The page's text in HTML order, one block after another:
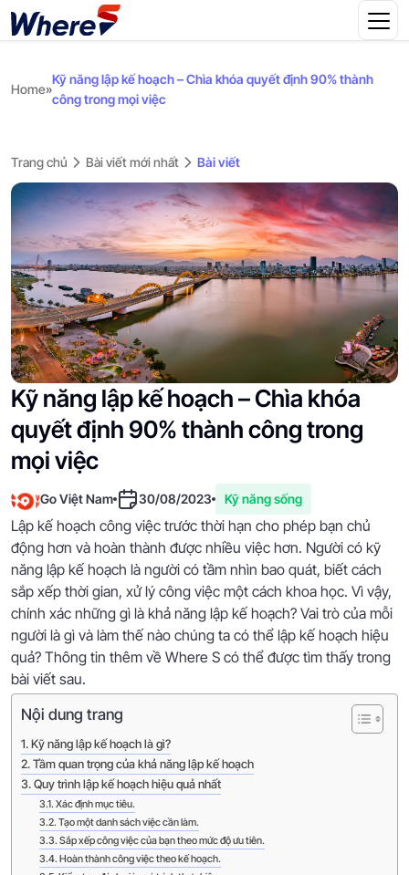
Home»
Kỹ năng lập kế hoạch – Chìa khóa quyết định 90% thành
công trong mọi việc
Trang chủ Bài viết mới nhất Bài viết
Kỹ năng lập kế hoạch – Chìa khóa
quyết định 90% thành công trong
mọi việc
Go Việt Nam 30/08/2023 Kỹ năng sống
Lập kế hoạch công việc trước thời hạn cho phép bạn chủ
động hơn và hoàn thành được nhiều việc hơn. Người có kỹ
năng lập kế hoạch là người có tầm nhìn bao quát, biết cách
sắp xếp thời gian, xử lý công việc một cách khoa học. Vì vậy,
chính xác những gì là khả năng lập kế hoạch? Vai trò của mỗi
người là gì và làm thế nào chúng ta có thể lập kế hoạch hiệu
quả? Thông tin thêm về Where S có thể được tìm thấy trong
bài viết sau.
Nội dung trang
Kỹ năng lập kế hoạch là gì?
Tầm quan trọng của khả năng lập kế hoạch
Quy trình lập kế hoạch hiệu quả nhất
Xác định mục tiêu.
Tạo một danh sách việc cần làm.
Sắp xếp công việc của bạn theo mức độ ưu tiên.
Hoàn thành công việc theo kế hoạch.